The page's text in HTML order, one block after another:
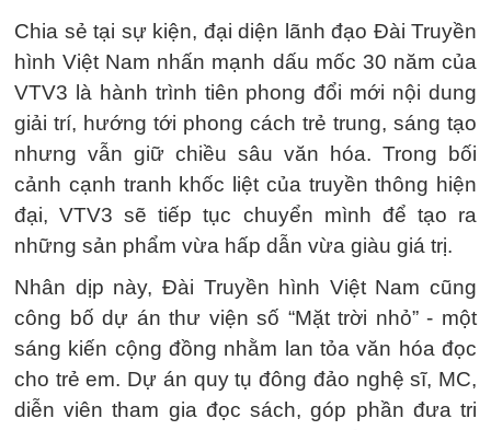
Chia sẻ tại sự kiện, đại diện lãnh đạo Đài Truyền
hình Việt Nam nhấn mạnh dấu mốc 30 năm của
VTV3 là hành trình tiên phong đổi mới nội dung
giải trí, hướng tới phong cách trẻ trung, sáng tạo
nhưng vẫn giữ chiều sâu văn hóa. Trong bối
cảnh cạnh tranh khốc liệt của truyền thông hiện
đại, VTV3 sẽ tiếp tục chuyển mình để tạo ra
những sản phẩm vừa hấp dẫn vừa giàu giá trị.
Nhân dịp này, Đài Truyền hình Việt Nam cũng
công bố dự án thư viện số “Mặt trời nhỏ” - một
sáng kiến cộng đồng nhằm lan tỏa văn hóa đọc
cho trẻ em. Dự án quy tụ đông đảo nghệ sĩ, MC,
diễn viên tham gia đọc sách, góp phần đưa tri